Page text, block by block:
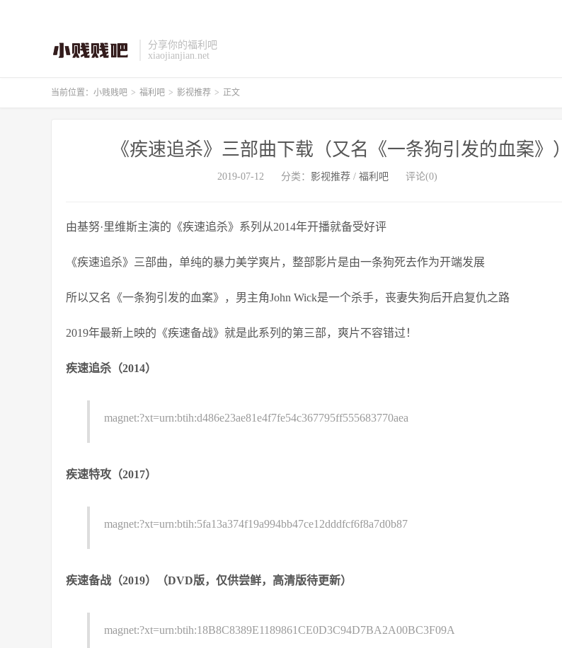
分享你的福利吧
xiaojianjian.net
当前位置： 小贱贱吧 > 福利吧 > 影视推荐 > 正文
《疾速追杀》三部曲下载（又名《一条狗引发的血案》）
2019-07-12 分类： 影视推荐/ 福利吧 评论(0)
由基努·里维斯主演的《疾速追杀》系列从2014年开播就备受好评
《疾速追杀》三部曲，单纯的暴力美学爽片，整部影片是由一条狗死去作为开端发展
所以又名《一条狗引发的血案》，男主角John Wick是一个杀手，丧妻失狗后开启复仇之路
2019年最新上映的《疾速备战》就是此系列的第三部，爽片不容错过！
疾速追杀 （2014）
magnet:?xt=urn:btih:d486e23ae81e4f7fe54c367795ff555683770aea
疾速特攻（2017）
magnet:?xt=urn:btih:5fa13a374f19a994bb47ce12dddfcf6f8a7d0b87
疾速备战（2019）（DVD版，仅供尝鲜，高清版待更新）
magnet:?xt=urn:btih:18B8C8389E1189861CE0D3C94D7BA2A00BC3F09A